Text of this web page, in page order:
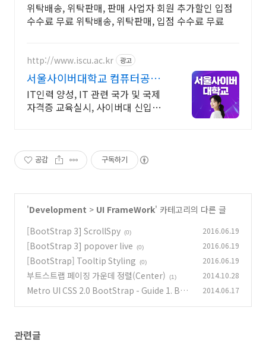
위탁배송, 위탁판매, 판매 사업자 회원 추가할인 입점
수수료 무료 위탁배송, 위탁판매, 입점 수수료 무료
http://www.iscu.ac.kr 광고
서울사이버대학교 컴퓨터공학
과 2026 가을학기 신편입생
IT인력 양성, IT 관련 국가 및 국제
자격증 교육실시, 사이버대 신입생
공감 구독하기
'Development > UI FrameWork' 카테고리의 다른 글
[BootStrap 3] ScrollSpy (0) 2016.06.19
[BootStrap 3] popover live (0) 2016.06.19
[BootStrap] Tooltip Styling (0) 2016.06.19
부트스트랩 페이징 가운데 정렬(Center) (1) 2014.10.28
Metro UI CSS 2.0 BootStrap - Guide 1. Bas
2014.06.17
관련글